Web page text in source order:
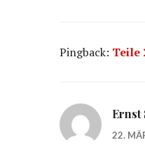
Pingback: Teile
Ernst
22.